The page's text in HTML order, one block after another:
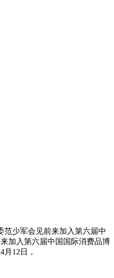
少军会见前来加入第六届中
加入第六届中国国际消费品博
12日，